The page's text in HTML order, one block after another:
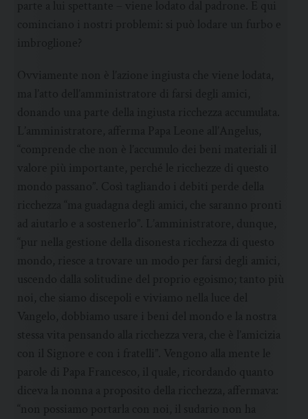
mondo, riesce a trovare un modo per farsi degli amici,
uscendo dalla solitudine del proprio egoismo; tanto più
noi, che siamo discepoli e viviamo nella luce del
Vangelo, dobbiamo usare i beni del mondo e la nostra
stessa vita pensando alla ricchezza vera, che è l’amicizia
con il Signore e con i fratelli”. Vengono alla mente le
parole di Papa Francesco, il quale, ricordando quanto
diceva la nonna a proposito della ricchezza, affermava:
“non possiamo portarla con noi, il sudario non ha